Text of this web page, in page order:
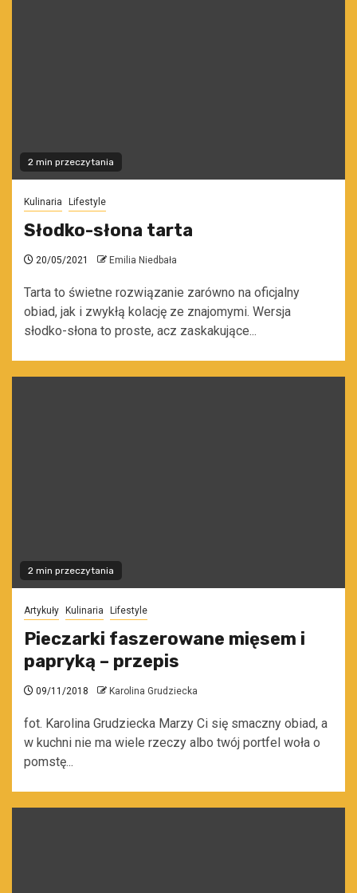
2 min przeczytania
Kulinaria Lifestyle
Słodko-słona tarta
20/05/2021 Emilia Niedbała
Tarta to świetne rozwiązanie zarówno na oficjalny
obiad, jak i zwykłą kolację ze znajomymi. Wersja
słodko-słona to proste, acz zaskakujące...
2 min przeczytania
Artykuły Kulinaria Lifestyle
Pieczarki faszerowane mięsem i
papryką – przepis
09/11/2018 Karolina Grudziecka
fot. Karolina Grudziecka Marzy Ci się smaczny obiad, a
w kuchni nie ma wiele rzeczy albo twój portfel woła o
pomstę...